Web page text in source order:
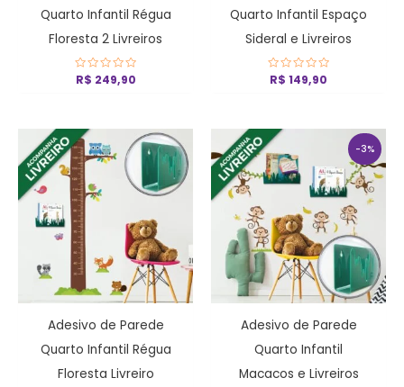
Quarto Infantil Régua
Floresta 2 Livreiros
Avaliação
0
R$ 249,90
Quarto Infantil Espaço
Sideral e Livreiros
Avaliação
0
R$ 149,90
Adesivo de Parede
Quarto Infantil Régua
Floresta Livreiro
-3%
Adesivo de Parede
Quarto Infantil
Macacos e Livreiros
original
era:
R$ 149,90.
O
preço
atual
é:
R$